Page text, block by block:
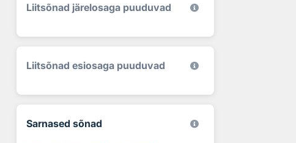
Liitsõnad järelosaga puuduvad
Liitsõnad esiosaga puuduvad
Sarnased sõnad